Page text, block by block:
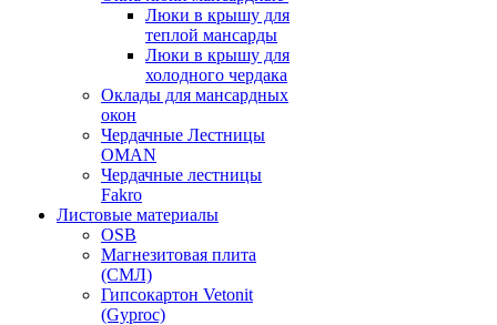
Люки в крышу для
теплой мансарды
Люки в крышу для
холодного чердака
Оклады для мансардных
окон
Чердачные Лестницы
OMAN
Чердачные лестницы
Fakro
Листовые материалы
OSB
Магнезитовая плита
(СМЛ)
Гипсокартон Vetonit
(Gyproc)